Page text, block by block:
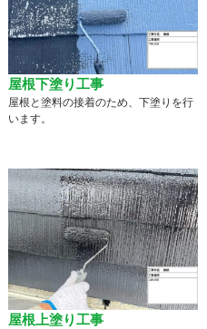
屋根下塗り工事
屋根と塗料の接着のため、下塗りを行
います。
屋根上塗り工事